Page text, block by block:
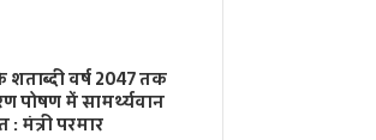
शताब्दी वर्ष 2047 तक
पोषण में सामर्थ्यवान
: मंत्री परमार